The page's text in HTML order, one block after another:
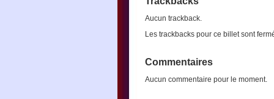
Aucun trackback.
Les trackbacks pour ce billet sont
Commentaires
Aucun commentaire pour le moment.